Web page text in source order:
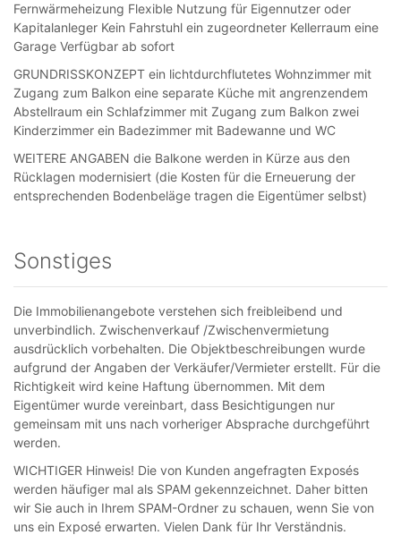
Fernwärmeheizung Flexible Nutzung für Eigennutzer oder
Kapitalanleger Kein Fahrstuhl ein zugeordneter Kellerraum eine
Garage Verfügbar ab sofort
GRUNDRISSKONZEPT ein lichtdurchflutetes Wohnzimmer mit
Zugang zum Balkon eine separate Küche mit angrenzendem
Abstellraum ein Schlafzimmer mit Zugang zum Balkon zwei
Kinderzimmer ein Badezimmer mit Badewanne und WC
WEITERE ANGABEN die Balkone werden in Kürze aus den
Rücklagen modernisiert (die Kosten für die Erneuerung der
entsprechenden Bodenbeläge tragen die Eigentümer selbst)
Sonstiges
Die Immobilienangebote verstehen sich freibleibend und
unverbindlich. Zwischenverkauf /Zwischenvermietung
ausdrücklich vorbehalten. Die Objektbeschreibungen wurde
aufgrund der Angaben der Verkäufer/Vermieter erstellt. Für die
Richtigkeit wird keine Haftung übernommen. Mit dem
Eigentümer wurde vereinbart, dass Besichtigungen nur
gemeinsam mit uns nach vorheriger Absprache durchgeführt
werden.
WICHTIGER Hinweis! Die von Kunden angefragten Exposés
werden häufiger mal als SPAM gekennzeichnet. Daher bitten
wir Sie auch in Ihrem SPAM-Ordner zu schauen, wenn Sie von
uns ein Exposé erwarten. Vielen Dank für Ihr Verständnis.